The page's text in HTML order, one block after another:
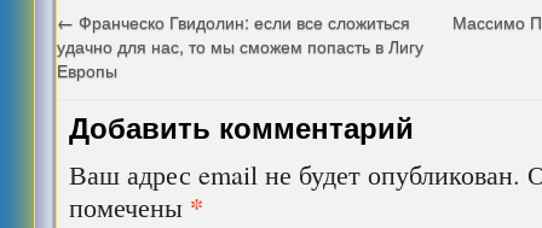
← Франческо Гвидолин: если все сложиться
удачно для нас, то мы сможем попасть в Лигу
Европы
Массимо
Добавить комментарий
Ваш адрес email не будет опубликован.
помечены *